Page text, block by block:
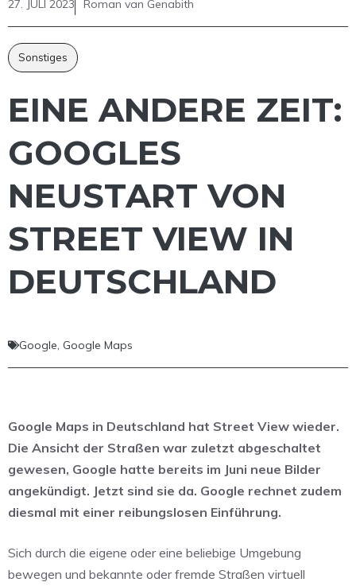
27. JULI 2023 Roman van Genabith
Sonstiges
EINE ANDERE ZEIT:
GOOGLES
NEUSTART VON
STREET VIEW IN
DEUTSCHLAND
Google, Google Maps
Google Maps in Deutschland hat Street View wieder.
Die Ansicht der Straßen war zuletzt abgeschaltet
gewesen, Google hatte bereits im Juni neue Bilder
angekündigt. Jetzt sind sie da. Google rechnet zudem
diesmal mit einer reibungslosen Einführung.
Sich durch die eigene oder eine beliebige Umgebung
bewegen und bekannte oder fremde Straßen virtuell